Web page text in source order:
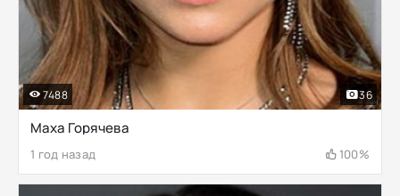
Маха Горячева
1 год назад 100%
7488 36